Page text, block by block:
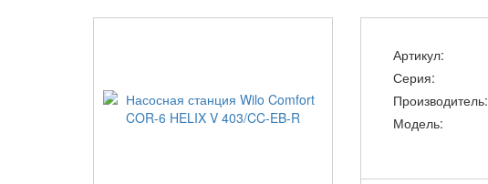
Артикул:
Серия:
Производитель:
Модель: